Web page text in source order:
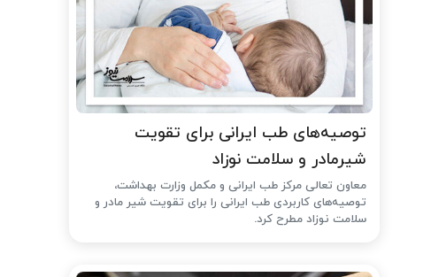
توصیه‌های طب ایرانی برای تقویت
شیرمادر و سلامت نوزاد
معاون تعالی مرکز طب ایرانی و مکمل وزارت بهداشت،
توصیه‌های کاربردی طب ایرانی را برای تقویت شیر مادر و
سلامت نوزاد مطرح کرد.